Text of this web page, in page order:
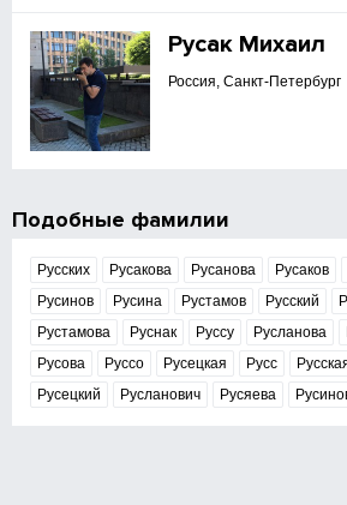
Русак Михаил
Россия, Санкт-Петербург
Подобные фамилии
Русских Русакова Русанова Русаков
Русинов
Русина Рустамов Русский
Рустамова
Руснак Руссу Русланова
Русова
Руссо Русецкая Русс
Русецкий
Русланович Русяева